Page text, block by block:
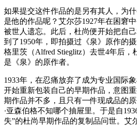
如果提交这件作品的是另有其人，为
是他的作品呢？艾尔莎1927年在困窘
被世人遗忘。此后，杜尚便开始把自己
到了1950年，即拍摄过《泉》原作的
格里茨（Alfred Stieglitz）去世4年后，
是《泉》的原作者。
1933年，在忍痛放弃了成为专业国际
开始重新包装自己的早期作品，意图
期作品并不多，且只有一件现成品的
·亚森伯格不知哪个抽屉里。于是自
失”的杜尚早期作品的复制品问世。艾